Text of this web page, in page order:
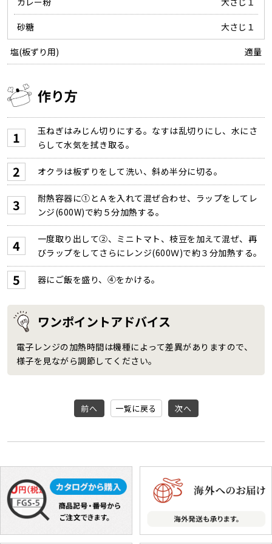
砂糖 大さじ１
塩(板ずり用) 適量
作り方
玉ねぎはみじん切りにする。なすは乱切りにし、水にさ
らして水気を拭き取る。
オクラは板ずりをして洗い、斜め半分に切る。
耐熱容器に①とＡを入れて混ぜ合わせ、ラップをしてレ
ンジ(600W)で約５分加熱する。
一度取り出して②、ミニトマト、枝豆を加えて混ぜ、再
びラップをしてさらにレンジ(600Ｗ)で約３分加熱する。
器にご飯を盛り、④をかける。
ワンポイントアドバイス
電子レンジの加熱時間は機種によって差異がありますので、
様子を見ながら調節してください。
前へ 一覧に戻る 次へ